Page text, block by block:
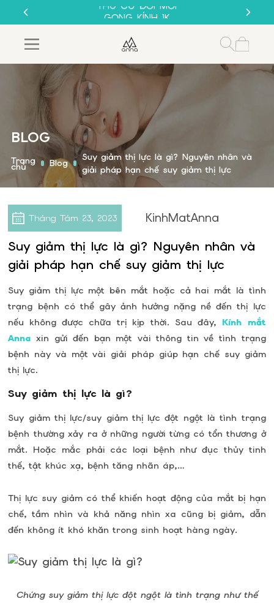
GỌNG KÍNH 1K
MUA 1 TẶNG 1
SALE 50%
THU CŨ ĐỔI MỚI
GỌNG KÍNH 1K
BLOG
Trang
chủ Blog
Suy giảm thị lực là gì? Nguyên nhân và
giải pháp hạn chế suy giảm thị lực
Tháng Tám 23, 2023 KinhMatAnna
Suy giảm thị lực là gì? Nguyên nhân và
giải pháp hạn chế suy giảm thị lực
Suy giảm thị lực một bên mắt hoặc cả hai mắt là tình
trạng bệnh có thể gây ảnh hưởng nặng nề đến thị lực
nếu không được chữa trị kịp thời. Sau đây, Kính mắt
Anna xin gửi đến bạn một vài thông tin về tình trạng
bệnh này và một vài giải pháp giúp hạn chế suy giảm
thị lực.
Suy giảm thị lực là gì?
Suy giảm thị lực/suy giảm thị lực đột ngột là tình trạng
bệnh thường xảy ra ở những người từng có tổn thương ở
mắt. Hoặc mắc phải các loại bệnh như đục thủy tinh
thế, tật khúc xạ, bệnh tăng nhãn áp,…
Thị lực suy giảm có thể khiến hoạt động của mắt bị hạn
chế, tầm nhìn và khả năng nhìn xa cũng bị giảm, dẫn
đến không ít khó khăn trong sinh hoạt hàng ngày.
Chứng suy giảm thị lực đột ngột là tình trạng như thế